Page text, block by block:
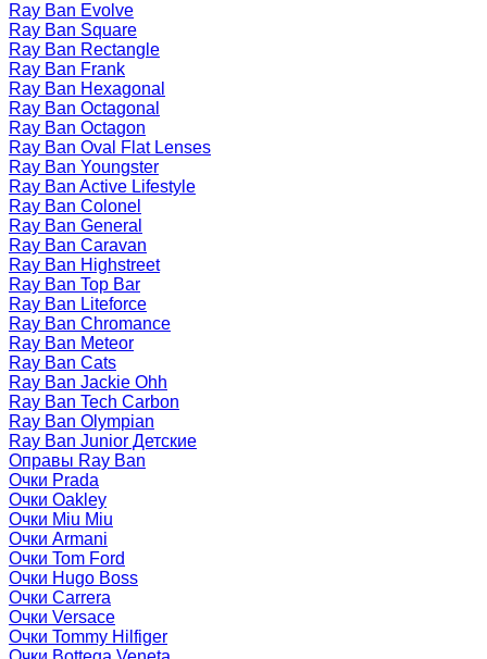
Ray Ban Evolve
Ray Ban Square
Ray Ban Rectangle
Ray Ban Frank
Ray Ban Hexagonal
Ray Ban Octagonal
Ray Ban Octagon
Ray Ban Oval Flat Lenses
Ray Ban Youngster
Ray Ban Active Lifestyle
Ray Ban Colonel
Ray Ban General
Ray Ban Caravan
Ray Ban Highstreet
Ray Ban Top Bar
Ray Ban Liteforce
Ray Ban Chromance
Ray Ban Meteor
Ray Ban Cats
Ray Ban Jackie Ohh
Ray Ban Tech Carbon
Ray Ban Olympian
Ray Ban Junior Детские
Оправы Ray Ban
Очки Prada
Очки Oakley
Очки Miu Miu
Очки Armani
Очки Tom Ford
Очки Hugo Boss
Очки Carrera
Очки Versace
Очки Tommy Hilfiger